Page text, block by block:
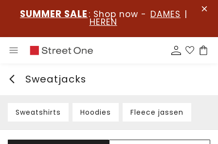
SUMMER SALE : Shop now - DAMES |
HEREN
Sweatjacks
Sweatshirts Hoodies Fleece jassen